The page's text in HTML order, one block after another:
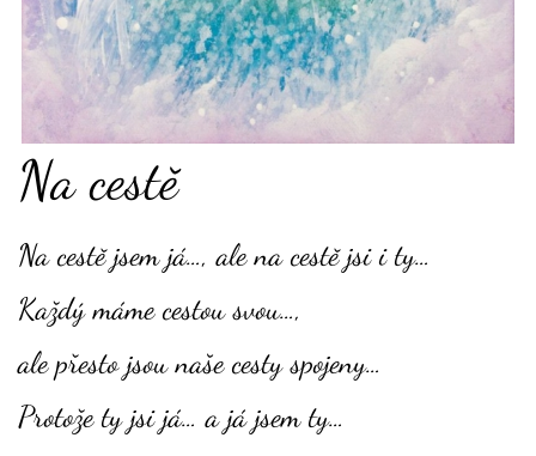
Na cestě
Na cestě jsem já…, ale na cestě jsi i ty…
Každý máme cestou svou…,
ale přesto jsou naše cesty spojeny…
Protože ty jsi já… a já jsem ty…